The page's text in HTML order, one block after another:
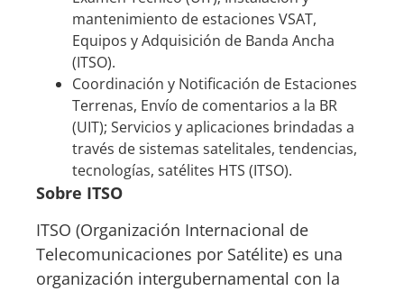
mantenimiento de estaciones VSAT,
Equipos y Adquisición de Banda Ancha
(ITSO).
Coordinación y Notificación de Estaciones
Terrenas, Envío de comentarios a la BR
(UIT); Servicios y aplicaciones brindadas a
través de sistemas satelitales, tendencias,
tecnologías, satélites HTS (ITSO).
Sobre ITSO
ITSO (Organización Internacional de
Telecomunicaciones por Satélite) es una
organización intergubernamental con la